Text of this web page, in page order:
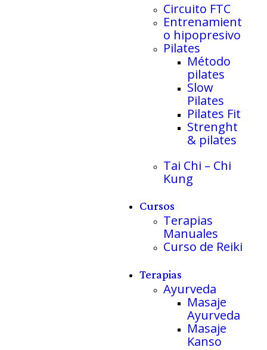
Circuito FTC
Entrenamient
o hipopresivo
Pilates
Método
pilates
Slow
Pilates
Pilates Fit
Strenght
& pilates
Tai Chi – Chi
Kung
Cursos
Terapias
Manuales
Curso de Reiki
Terapias
Ayurveda
Masaje
Ayurveda
Masaje
Kanso